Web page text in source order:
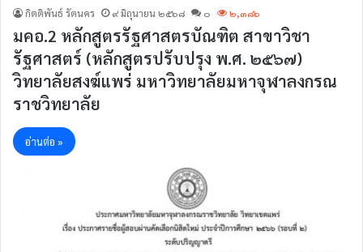
กิตติพันธ์ รัตนคร ๙ มิถุนายน ๒๕๖๘ ๐ ๒,๓๘๖
มคอ.2 หลักสูตรรัฐศาสตรบัณฑิต สาขาวิชา
รัฐศาสตร์ (หลักสูตรปรับปรุง พ.ศ. ๒๕๖๗)
วิทยาลัยสงฆ์แพร่ มหาวิทยาลัยมหาจุฬาลงกรณ
ราชวิทยาลัย
อ่านต่อ »